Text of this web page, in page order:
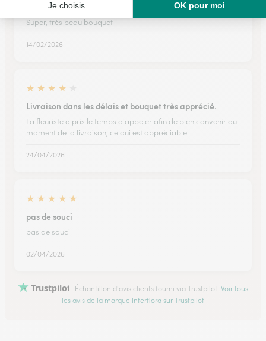
Super
Super, très beau bouquet
14/02/2026
★ ★ ★ ★
Livraison dans les délais et bouquet très apprécié.
La fleuriste a pris le temps d'appeler afin de bien convenir du
moment de la livraison, ce qui est appréciable.
24/04/2026
★ ★ ★ ★ ★
pas de souci
pas de souci
02/04/2026
Trustpilot Échantillon d'avis clients fourni via Trustpilot. Voir tous
les avis de la marque Interflora sur Trustpilot